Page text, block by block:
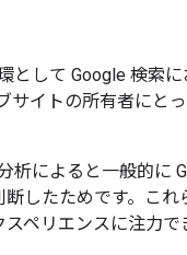
として Google 検索
サイトの所有者にと
によると一般的に
したためです。これ
ペリエンスに注力で